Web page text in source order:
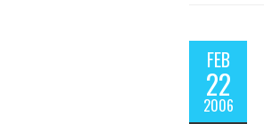
FEB
22
2006